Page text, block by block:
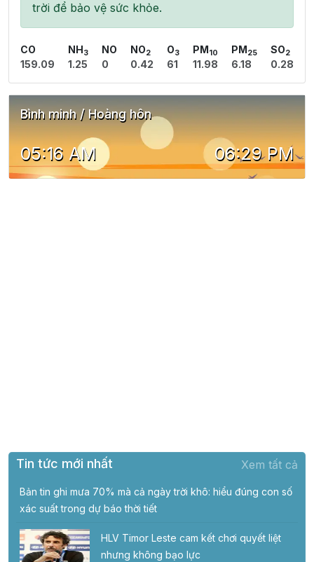
trời để bảo vệ sức khỏe.
CO
159.09
NH 3
1.25
NO
0
NO2
0.42
O3
61
PM 10
11.98
PM 25
6.18
SO2
0.28
Bình minh / Hoàng hôn
05:16 AM 06:29 PM
Tin tức mới nhất Xem tất cả
Bản tin ghi mưa 70% mà cả ngày trời khô: hiểu đúng con số
xác suất trong dự báo thời tiết
HLV Timor Leste cam kết chơi quyết liệt
nhưng không bạo lực